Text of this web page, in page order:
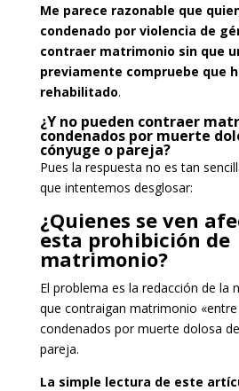
Me parece razonable que
condenado por violencia de
contraer matrimonio sin que
previamente compruebe que
rehabilitado.
¿Y no pueden contraer
condenados por muerte
cónyuge o pareja?
Pues la respuesta no es tan
que intentemos desglosar:
¿Quienes se ven
esta prohibición de
matrimonio?
El problema es la redacción de la
que contraigan matrimonio «entre
condenados por muerte dolosa
pareja.
La simple lectura de este